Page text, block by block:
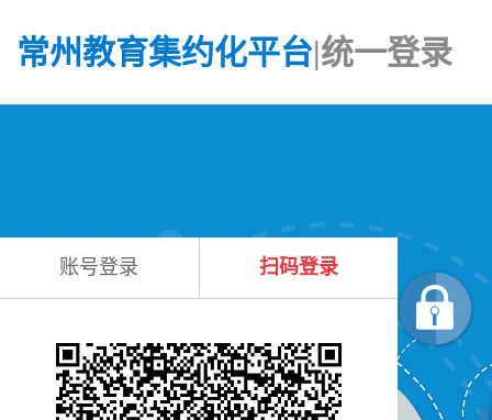
常州教育集约化平台|统一登录
账号登录 扫码登录